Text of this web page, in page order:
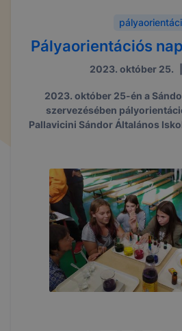
Pályaorientációs
2023. október 25.
2023. október 25-én a
szervezésében
Pallavicini Sándor Általános